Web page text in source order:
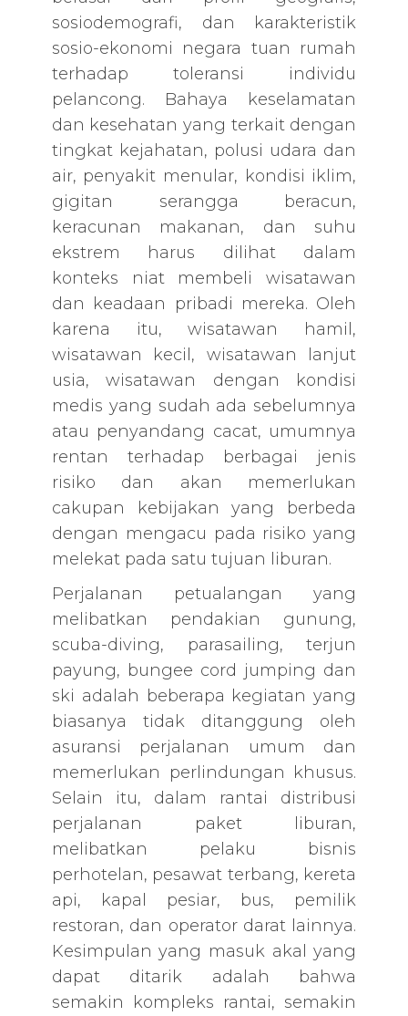
sosiodemografi, dan karakteristik
sosio-ekonomi negara tuan rumah
terhadap toleransi individu
pelancong. Bahaya keselamatan
dan kesehatan yang terkait dengan
tingkat kejahatan, polusi udara dan
air, penyakit menular, kondisi iklim,
gigitan serangga beracun,
keracunan makanan, dan suhu
ekstrem harus dilihat dalam
konteks niat membeli wisatawan
dan keadaan pribadi mereka. Oleh
karena itu, wisatawan hamil,
wisatawan kecil, wisatawan lanjut
usia, wisatawan dengan kondisi
medis yang sudah ada sebelumnya
atau penyandang cacat, umumnya
rentan terhadap berbagai jenis
risiko dan akan memerlukan
cakupan kebijakan yang berbeda
dengan mengacu pada risiko yang
melekat pada satu tujuan liburan.
Perjalanan petualangan yang
melibatkan pendakian gunung,
scuba-diving, parasailing, terjun
payung, bungee cord jumping dan
ski adalah beberapa kegiatan yang
biasanya tidak ditanggung oleh
asuransi perjalanan umum dan
memerlukan perlindungan khusus.
Selain itu, dalam rantai distribusi
perjalanan paket liburan,
melibatkan pelaku bisnis
perhotelan, pesawat terbang, kereta
api, kapal pesiar, bus, pemilik
restoran, dan operator darat lainnya.
Kesimpulan yang masuk akal yang
dapat ditarik adalah bahwa
semakin kompleks rantai, semakin